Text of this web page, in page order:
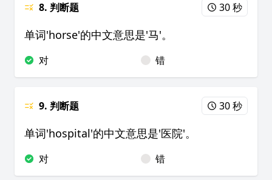
8. 判断题 30 秒
单词'horse'的中文意思是'马'。
对 错
9. 判断题 30 秒
单词'hospital'的中文意思是'医院'。
对 错